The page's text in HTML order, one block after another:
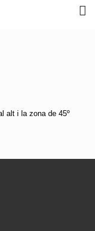
alt i la zona de 45º